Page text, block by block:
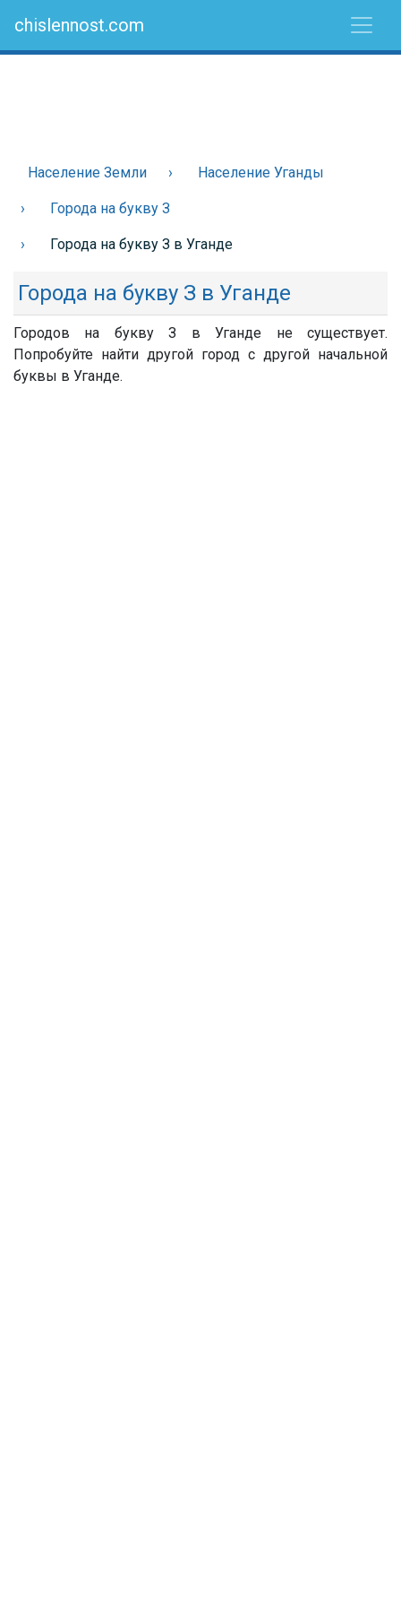
chislennost.com
Население Земли Население Уганды
Города на букву З
Города на букву З в Уганде
Города на букву З в Уганде
Городов на букву З в Уганде не существует.
Попробуйте найти другой город с другой начальной
буквы в Уганде.